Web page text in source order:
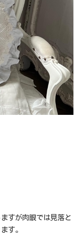
すが肉眼では見落と
す。